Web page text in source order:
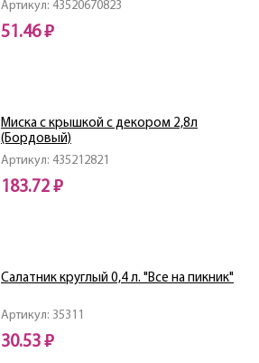
Артикул: 43520670823
51.46 ₽
Артикул: 435212821
Миска с крышкой с декором 2,8л
(Бордовый)
183.72 ₽
Артикул: 35311
Салатник круглый 0,4 л. "Все на пикник"
30.53 ₽